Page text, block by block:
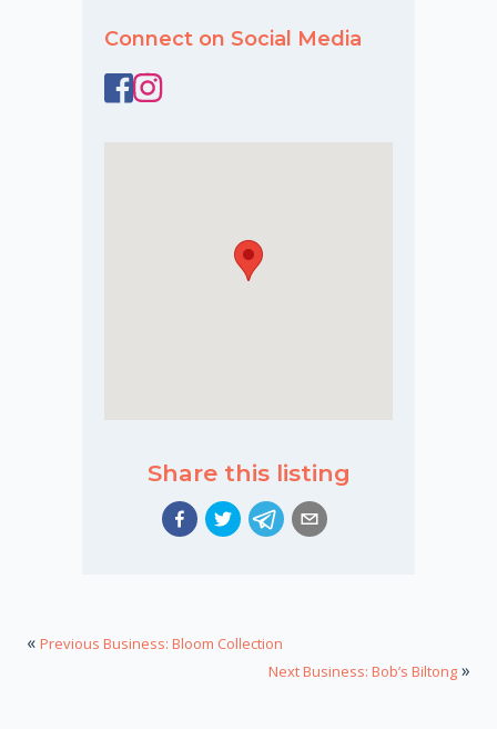
Connect on Social Media
Share this listing
« Previous Business: Bloom Collection
Next Business: Bob’s Biltong »